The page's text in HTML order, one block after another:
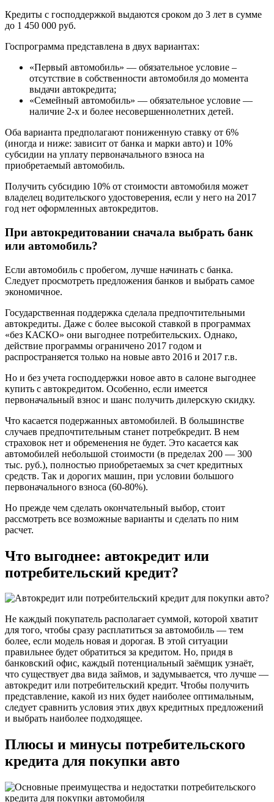
Кредиты с господдержкой выдаются сроком до 3 лет в сумме
до 1 450 000 руб.
Госпрограмма представлена в двух вариантах:
«Первый автомобиль» — обязательное условие –
отсутствие в собственности автомобиля до момента
выдачи автокредита;
«Семейный автомобиль» — обязательное условие —
наличие 2-х и более несовершеннолетних детей.
Оба варианта предполагают пониженную ставку от 6%
(иногда и ниже: зависит от банка и марки авто) и 10%
субсидии на уплату первоначального взноса на
приобретаемый автомобиль.
Получить субсидию 10% от стоимости автомобиля может
владелец водительского удостоверения, если у него на 2017
год нет оформленных автокредитов.
При автокредитовании сначала выбрать банк
или автомобиль?
Если автомобиль с пробегом, лучше начинать с банка.
Следует просмотреть предложения банков и выбрать самое
экономичное.
Государственная поддержка сделала предпочтительными
автокредиты. Даже с более высокой ставкой в программах
«без КАСКО» они выгоднее потребительских. Однако,
действие программы ограничено 2017 годом и
распространяется только на новые авто 2016 и 2017 г.в.
Но и без учета господдержки новое авто в салоне выгоднее
купить с автокредитом. Особенно, если имеется
первоначальный взнос и шанс получить дилерскую скидку.
Что касается подержанных автомобилей. В большинстве
случаев предпочтительным станет потребкредит. В нем
страховок нет и обременения не будет. Это касается как
автомобилей небольшой стоимости (в пределах 200 — 300
тыс. руб.), полностью приобретаемых за счет кредитных
средств. Так и дорогих машин, при условии большого
первоначального взноса (60-80%).
Но прежде чем сделать окончательный выбор, стоит
рассмотреть все возможные варианты и сделать по ним
расчет.
Что выгоднее: автокредит или
потребительский кредит?
Не каждый покупатель располагает суммой, которой хватит
для того, чтобы сразу расплатиться за автомобиль — тем
более, если модель новая и дорогая. В этой ситуации
правильнее будет обратиться за кредитом. Но, придя в
банковский офис, каждый потенциальный заёмщик узнаёт,
что существует два вида займов, и задумывается, что лучше —
автокредит или потребительский кредит. Чтобы получить
представление, какой из них будет наиболее оптимальным,
следует сравнить условия этих двух кредитных предложений
и выбрать наиболее подходящее.
Плюсы и минусы потребительского
кредита для покупки авто